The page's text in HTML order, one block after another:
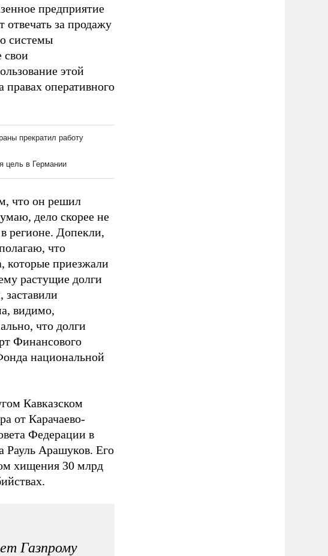
предприятие
за продажу
системы
свои
этой
оперативного
что он решил
дело скорее не
регионе. Допекли,
что
которые приезжали
растущие долги
заставили
видимо,
что долги
Финансового
национальной
Кавказском
от Карачаево-
Федерации в
Рауль Арашуков. Его
хищения 30 млрд
Газпрому